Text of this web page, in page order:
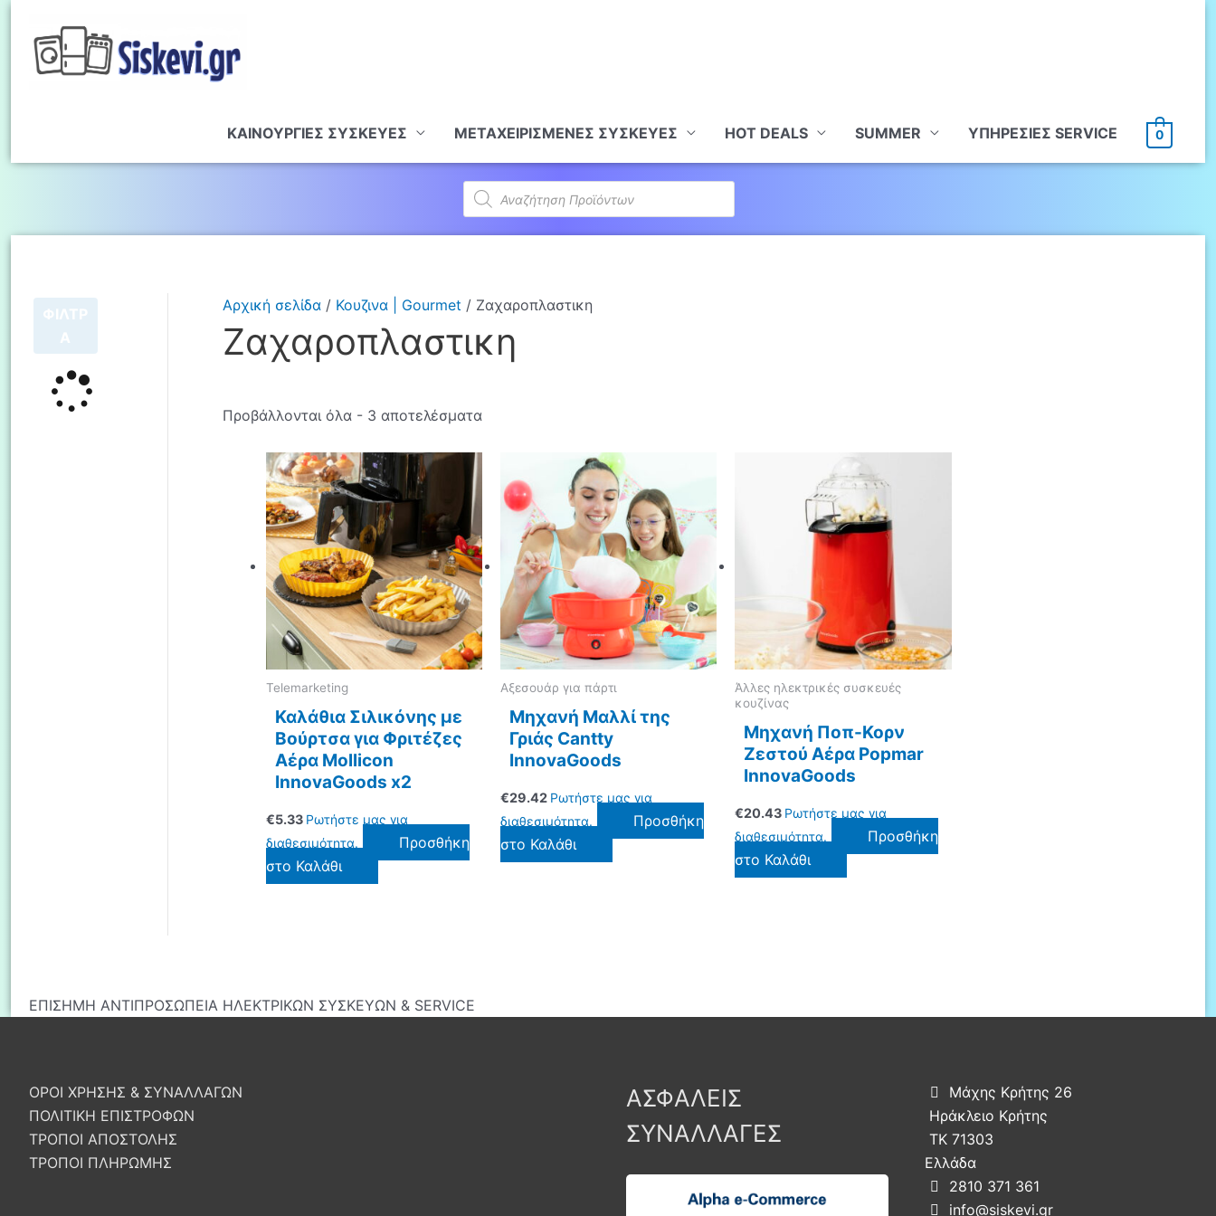
ΚΑΙΝΟΥΡΓΙΕΣ ΣΥΣΚΕΥΕΣ ΜΕΤΑΧΕΙΡΙΣΜΕΝΕΣ ΣΥΣΚΕΥΕΣ HOT DEALS SUMMER ΥΠHΡΕΣΙΕΣ SERVICE 0
Products
search
ΦΙΛΤΡ
Α
Αρχική σελίδα/ Κουζινα | Gourmet / Ζαχαροπλαστικη
Ζαχαροπλαστικη
Προβάλλονται όλα - 3 αποτελέσματα
Telemarketing
Καλάθια Σιλικόνης με
Βούρτσα για Φριτέζες
Αέρα Mollicon
InnovaGoods x2
€5.33 Ρωτήστε μας για
διαθεσιμότητα.
Προσθήκη
στο Καλάθι
Αξεσουάρ για πάρτι
Μηχανή Μαλλί της
Γριάς Cantty
InnovaGoods
€29.42 Ρωτήστε μας για
διαθεσιμότητα.
Προσθήκη
στο Καλάθι
Άλλες ηλεκτρικές συσκευές
κουζίνας
Μηχανή Ποπ-Κορν
Ζεστού Αέρα Popmar
InnovaGoods
€20.43 Ρωτήστε μας για
διαθεσιμότητα.
Προσθήκη
στο Καλάθι
ΕΠΙΣΗΜΗ ΑΝΤΙΠΡΟΣΩΠΕΙΑ ΗΛΕΚΤΡΙΚΩΝ ΣΥΣΚΕΥΩΝ & SERVICE
ΟΡΟΙ ΧΡΗΣΗΣ & ΣΥΝΑΛΛΑΓΩΝ
ΠΟΛΙΤΙΚΗ ΕΠΙΣΤΡΟΦΩΝ
ΤΡΟΠΟΙ ΑΠΟΣΤΟΛΗΣ
ΤΡΟΠΟΙ ΠΛΗΡΩΜΗΣ
ΑΣΦΑΛΕΙΣ
ΣΥΝΑΛΛΑΓΕΣ

Μάχης Κρήτης 26
Ηράκλειο Κρήτης
ΤΚ 71303
Ελλάδα
 2810 371 361
 info@siskevi.gr